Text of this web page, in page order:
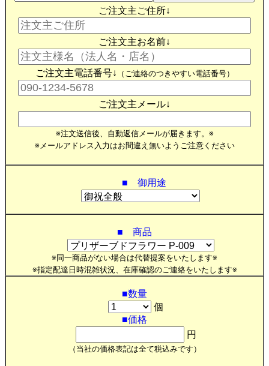
ご注文主ご住所↓
ご注文主お名前↓
ご注文主電話番号↓ （ご連絡のつきやすい電話番号）
ご注文主メール↓
※注文送信後、自動返信メールが届きます。※
※メールアドレス入力はお間違え無いようご注意ください
■ 御用途
■ 商品
※同一商品がない場合は代替提案をいたします※
※指定配達日時混雑状況、在庫確認のご連絡をいたします※
■数量
個
■価格
円
（当社の価格表記は全て税込みです）